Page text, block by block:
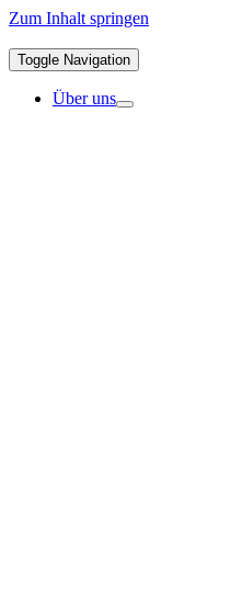
Zum Inhalt springen
Toggle Navigation
Über uns